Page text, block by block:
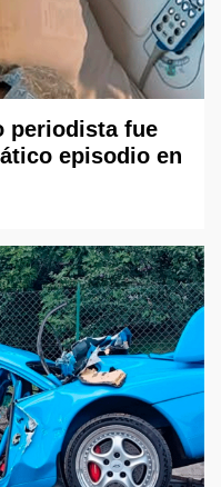
periodista fue
episodio en